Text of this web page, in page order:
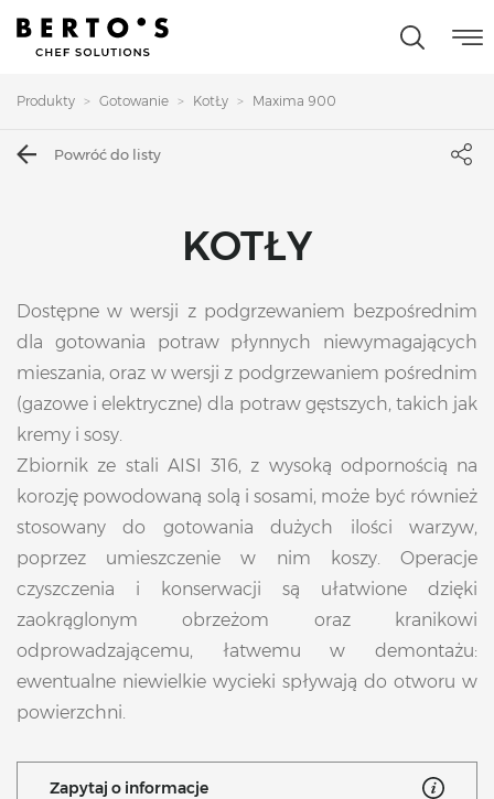
Produkty Gotowanie KotŁy Maxima 900
Powróć do listy
KOTŁY
Dostępne w wersji z podgrzewaniem bezpośrednim
dla gotowania potraw płynnych niewymagających
mieszania, oraz w wersji z podgrzewaniem pośrednim
(gazowe i elektryczne) dla potraw gęstszych, takich jak
kremy i sosy.
Zbiornik ze stali AISI 316, z wysoką odpornością na
korozję powodowaną solą i sosami, może być również
stosowany do gotowania dużych ilości warzyw,
poprzez umieszczenie w nim koszy. Operacje
czyszczenia i konserwacji są ułatwione dzięki
zaokrąglonym obrzeżom oraz kranikowi
odprowadzającemu, łatwemu w demontażu:
ewentualne niewielkie wycieki spływają do otworu w
powierzchni.
Zapytaj o informacje